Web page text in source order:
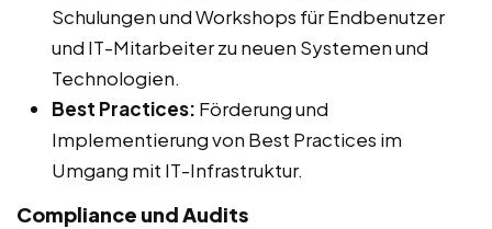
Schulungen und Workshops für Endbenutzer
und IT-Mitarbeiter zu neuen Systemen und
Technologien.
Best Practices: Förderung und
Implementierung von Best Practices im
Umgang mit IT-Infrastruktur.
Compliance und Audits